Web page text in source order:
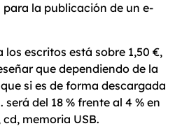
la publicación de un e-
los escritos está sobre 1,50 €,
que dependiendo de la
si es de forma descargada
del 18 % frente al 4 % en
memoria USB.